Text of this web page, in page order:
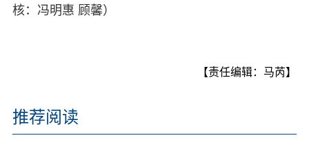
核：冯明惠 顾馨）
【责任编辑：马芮】
推荐阅读